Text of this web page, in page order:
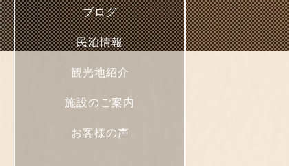
ブログ
民泊情報
観光地紹介
施設のご案内
お客様の声